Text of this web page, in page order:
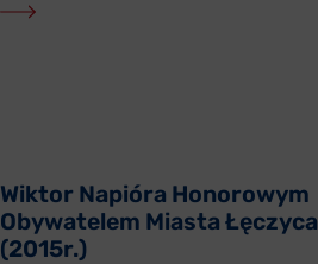
Wiktor Napióra Honorowym
Obywatelem Miasta Łęczyca
(2015r.)